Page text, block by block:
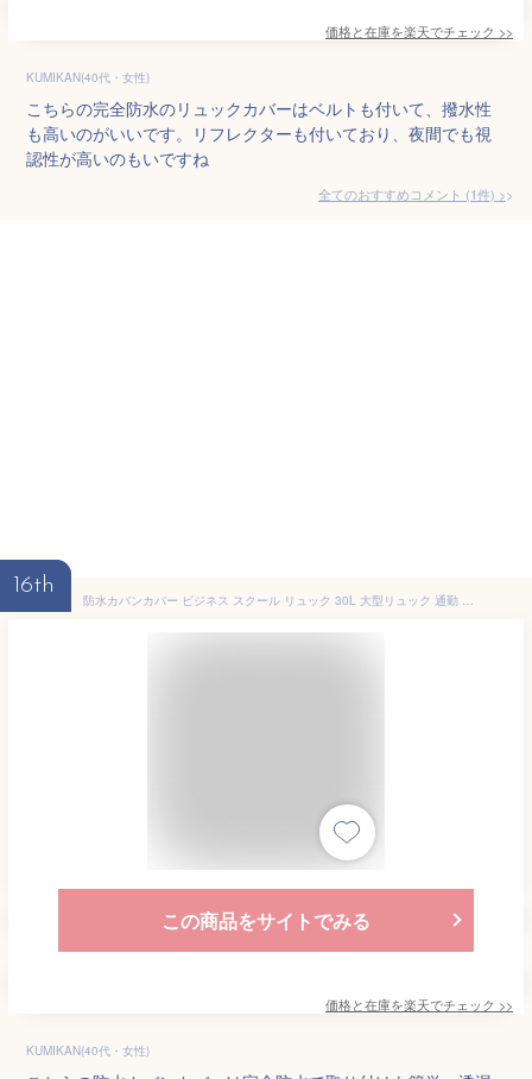
価格と在庫を楽天でチェック >>
KUMIKAN(40代・女性)
こちらの完全防水のリュックカバーはベルトも付いて、撥水性
も高いのがいいです。リフレクターも付いており、夜間でも視
認性が高いのもいですね
全てのおすすめコメント (1件) >
16th
防水カバンカバー ビジネス スクール リュック 30L 大型リュック 通勤 通学 透湿 自転車 完全防水 レインカバー バッグカバー リュックカバー 防水 雨 自転車カバー 前かごカバー カゴカバー 雨具 荷台 3way リュックサック 自転車通学 中学生 通勤 徒歩通学 防雪
この商品をサイトでみる
価格と在庫を楽天でチェック >>
KUMIKAN(40代・女性)